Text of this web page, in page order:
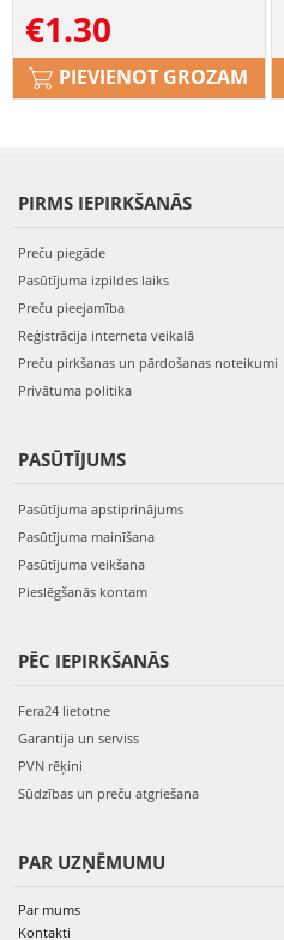
€1.30
PIEVIENOT GROZAM
PIRMS IEPIRKŠANĀS
Preču piegāde
Pasūtījuma izpildes laiks
Preču pieejamība
Reģistrācija interneta veikalā
Preču pirkšanas un pārdošanas noteikumi
Privātuma politika
PASŪTĪJUMS
Pasūtījuma apstiprinājums
Pasūtījuma mainīšana
Pasūtījuma veikšana
Pieslēgšanās kontam
PĒC IEPIRKŠANĀS
Fera24 lietotne
Garantija un serviss
PVN rēķini
Sūdzības un preču atgriešana
PAR UZŅĒMUMU
Par mums
Kontakti